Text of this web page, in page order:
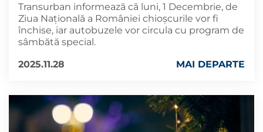
Transurban informează că luni, 1 Decembrie, de
Ziua Națională a României chioșcurile vor fi
închise, iar autobuzele vor circula cu program de
sâmbătă special.
2025.11.28
MAI DEPARTE